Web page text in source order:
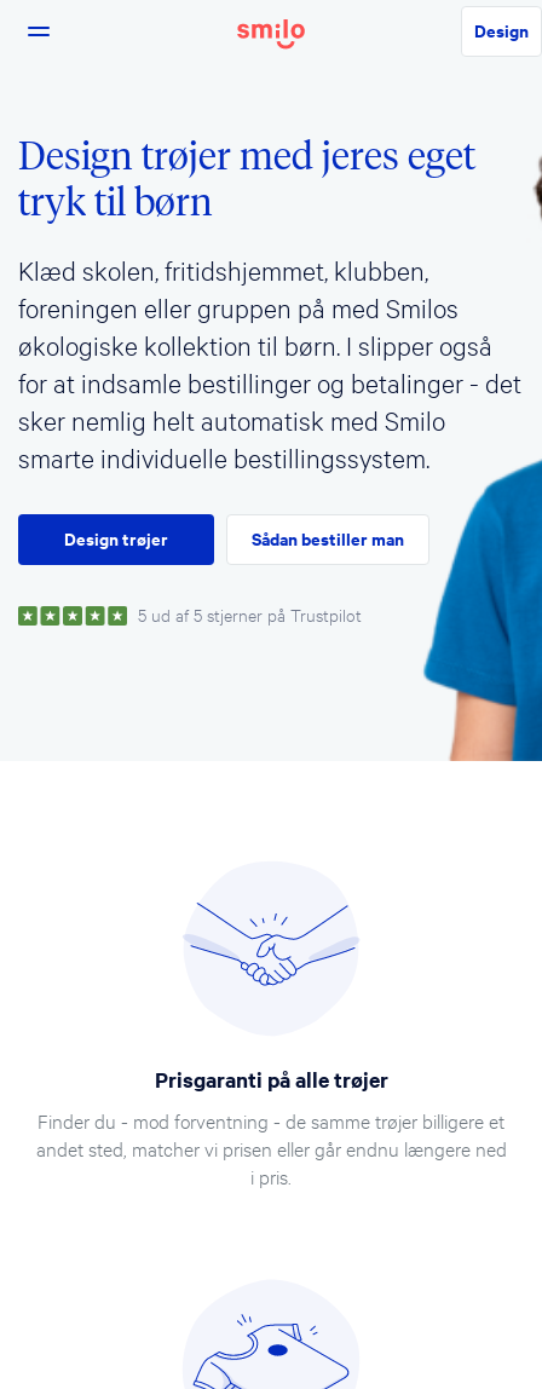
Design
Design trøjer med jeres eget
tryk til børn
Klæd skolen, fritidshjemmet, klubben,
foreningen eller gruppen på med Smilos
økologiske kollektion til børn. I slipper også
for at indsamle bestillinger og betalinger - det
sker nemlig helt automatisk med Smilo
smarte individuelle bestillingssystem.
Design trøjer Sådan bestiller man
5 ud af 5 stjerner på Trustpilot
Prisgaranti på alle trøjer
Finder du - mod forventning - de samme trøjer billigere et
andet sted, matcher vi prisen eller går endnu længere ned
i pris.